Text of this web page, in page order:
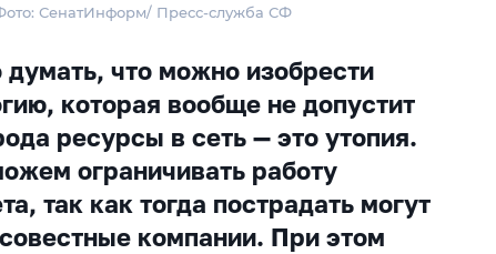
СенатИнформ/ Пресс-служба СФ
что можно изобрести
которая вообще не допустит
ресурсы в сеть — это утопия.
ограничивать работу
так как тогда пострадать могут
компании. При этом